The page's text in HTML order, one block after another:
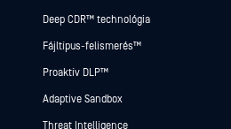
Deep CDR™ technológia
Fájltípus-felismerés™
Proaktív DLP™
Adaptive Sandbox
Threat Intelligence